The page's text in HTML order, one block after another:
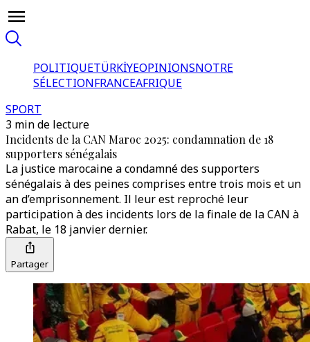
POLITIQUETÜRKİYEOPINIONSNOTRE
SÉLECTIONFRANCEAFRIQUE
SPORT
3 min de lecture
Incidents de la CAN Maroc 2025: condamnation de 18
supporters sénégalais
La justice marocaine a condamné des supporters
sénégalais à des peines comprises entre trois mois et un
an d’emprisonnement. Il leur est reproché leur
participation à des incidents lors de la finale de la CAN à
Rabat, le 18 janvier dernier.
Partager